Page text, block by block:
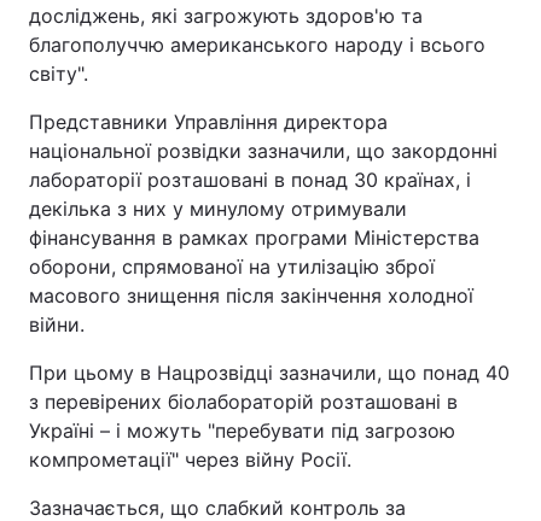
досліджень, які загрожують здоров'ю та
благополуччю американського народу і всього
світу".
Представники Управління директора
національної розвідки зазначили, що закордонні
лабораторії розташовані в понад 30 країнах, і
декілька з них у минулому отримували
фінансування в рамках програми Міністерства
оборони, спрямованої на утилізацію зброї
масового знищення після закінчення холодної
війни.
При цьому в Нацрозвідці зазначили, що понад 40
з перевірених біолабораторій розташовані в
Україні – і можуть "перебувати під загрозою
компрометації" через війну Росії.
Зазначається, що слабкий контроль за